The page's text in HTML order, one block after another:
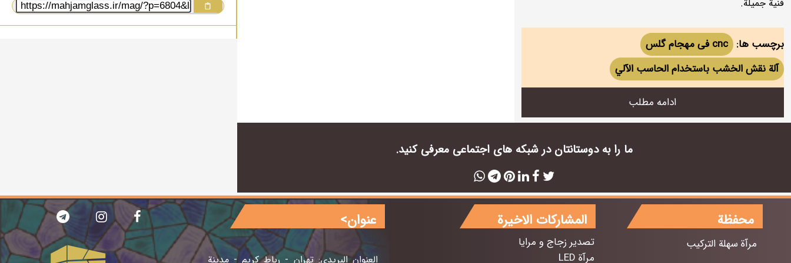
فنية جميلة.
برچسب ها: cnc فی مهجام گلس
آلة نقش الخشب باستخدام الحاسب الآلي
ادامه مطلب
ما را به دوستانتان در شبکه های اجتماعی معرفی کنید.
المشاركات الاخيرة
تصدير زجاج و مرايا
مرآة LED
محفظة
مرآة سهلة التركيب
عنوان>
العنوان البريدي: تهران - رباط كريم - مدينة